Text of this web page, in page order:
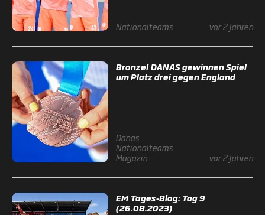
Nationalteams vor 2 Jahren
Bronze! DANAS gewinnen Spiel
um Platz drei gegen England
Danas
Nationalteams
Magazin
vor 2 Jahren
EM Tages-Blog: Tag 9
(26.08.2023)